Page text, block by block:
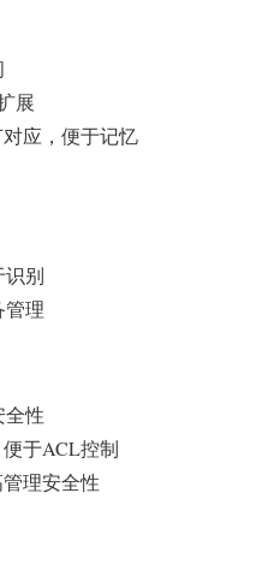
展
应，便于记忆
识别
管理
全性
于ACL控制
理安全性